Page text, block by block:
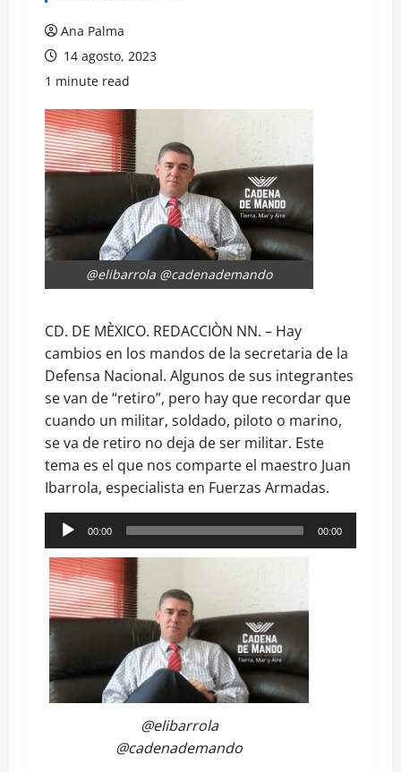
Ana Palma
14 agosto, 2023
1 minute read
@elibarrola @cadenademando
CD. DE MÈXICO. REDACCIÒN NN. – Hay
cambios en los mandos de la secretaria de la
Defensa Nacional. Algunos de sus integrantes
se van de “retiro”, pero hay que recordar que
cuando un militar, soldado, piloto o marino,
se va de retiro no deja de ser militar. Este
tema es el que nos comparte el maestro Juan
Ibarrola, especialista en Fuerzas Armadas.
Reproductor
de
audio
00:00 00:00
@elibarrola
@cadenademando